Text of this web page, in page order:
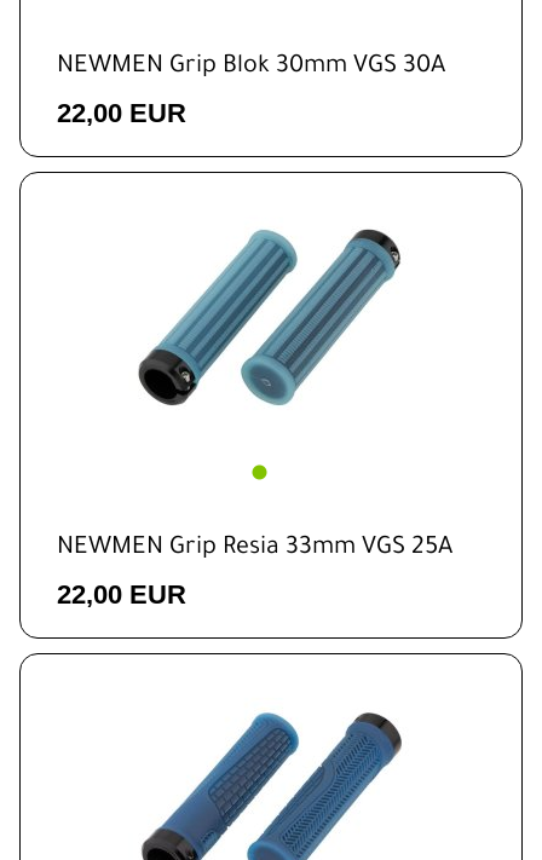
NEWMEN Grip Blok 30mm VGS 30A
22,00 EUR
NEWMEN Grip Resia 33mm VGS 25A
22,00 EUR